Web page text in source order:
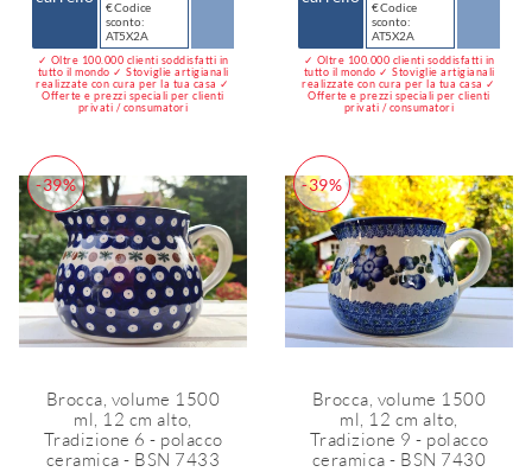
€ Codice
sconto:
AT5X2A
✓ Oltre 100.000 clienti soddisfatti in
tutto il mondo ✓ Stoviglie artigianali
realizzate con cura per la tua casa ✓
Offerte e prezzi speciali per clienti
privati / consumatori
€ Codice
sconto:
AT5X2A
✓ Oltre 100.000 clienti soddisfatti in
tutto il mondo ✓ Stoviglie artigianali
realizzate con cura per la tua casa ✓
Offerte e prezzi speciali per clienti
privati / consumatori
-39%
Brocca, volume 1500
ml, 12 cm alto,
Tradizione 6 - polacco
ceramica - BSN 7433
-39%
Brocca, volume 1500
ml, 12 cm alto,
Tradizione 9 - polacco
ceramica - BSN 7430